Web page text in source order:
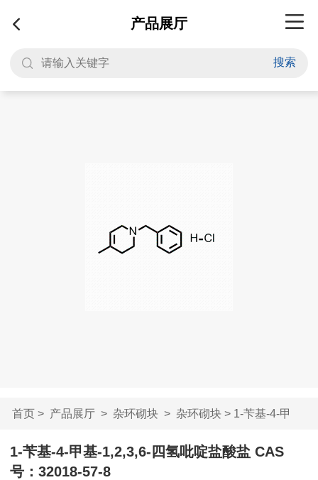
产品展厅
搜索
首页> 产品展厅> 杂环砌块> 杂环砌块> 1-苄基-4-甲
基-1,2,3,6-四氢吡...
1-苄基-4-甲基-1,2,3,6-四氢吡啶盐酸盐 CAS
号：32018-57-8